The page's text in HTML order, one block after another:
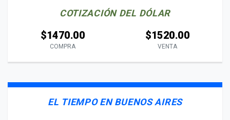
COTIZACIÓN DEL DÓLAR
$1470.00
COMPRA
$1520.00
VENTA
EL TIEMPO EN BUENOS AIRES